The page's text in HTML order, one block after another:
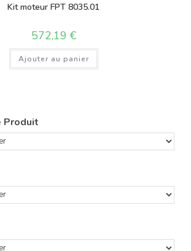
Kit moteur FPT 8035.01
572,19 €
Ajouter au panier
Produit